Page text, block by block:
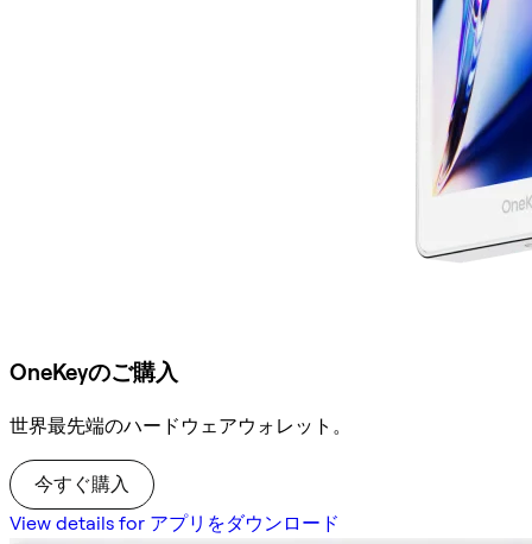
OneKeyのご購入
世界最先端のハードウェアウォレット。
今すぐ購入
View details for アプリをダウンロード